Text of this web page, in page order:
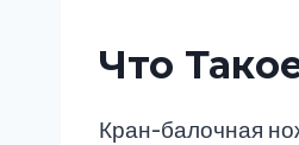
Что
Кран-балочная